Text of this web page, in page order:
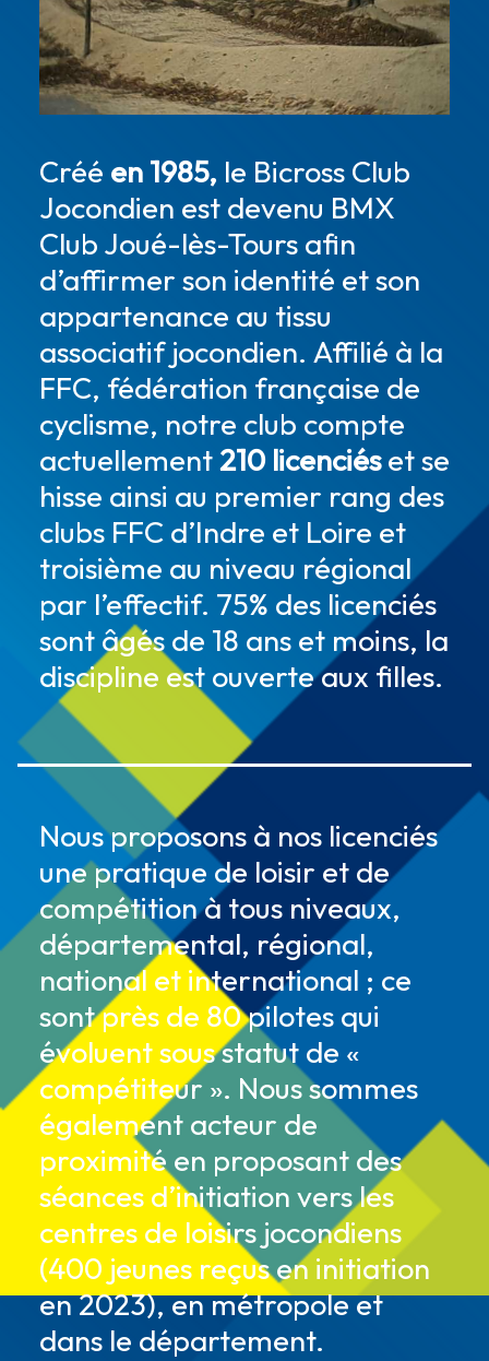
Créé en 1985, le Bicross Club
Jocondien est devenu BMX
Club Joué-lès-Tours afin
d’affirmer son identité et son
appartenance au tissu
associatif jocondien. Affilié à la
FFC, fédération française de
cyclisme, notre club compte
actuellement210 licenciéset se
hisse ainsi au premier rang des
clubs FFC d’Indre et Loire et
troisième au niveau régional
par l’effectif. 75% des licenciés
sont âgés de 18 ans et moins, la
discipline est ouverte aux filles.
Nous proposons à nos licenciés
une pratique de loisir et de
compétition à tous niveaux,
départemental, régional,
national et international ; ce
sont près de 80 pilotes qui
évoluent sous statut de «
compétiteur ». Nous sommes
également acteur de
proximité en proposant des
séances d’initiation vers les
centres de loisirs jocondiens
(400 jeunes reçus en initiation
en 2023), en métropole et
dans le département.